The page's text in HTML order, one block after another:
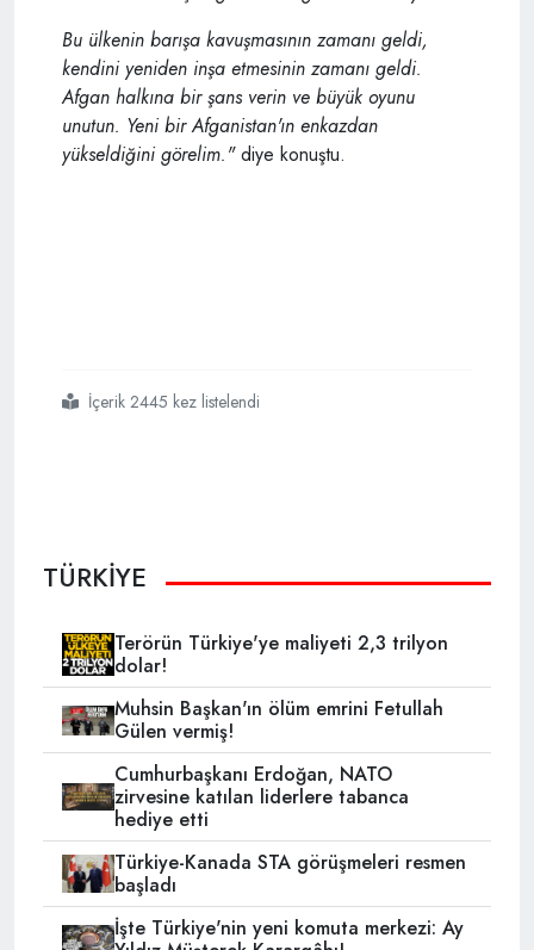
Bu ülkenin barışa kavuşmasının zamanı geldi,
kendini yeniden inşa etmesinin zamanı geldi.
Afgan halkına bir şans verin ve büyük oyunu
unutun. Yeni bir Afganistan'ın enkazdan
yükseldiğini görelim."diye konuştu.
#talibanın
#alıkoyduğu
#gazeteci
#yvonne
#ridley
#batı
#medyası
#cehaletiyle
#dünyayı
#yanıltıyor
İçerik 2445 kez listelendi
TÜRKİYE
Terörün Türkiye'ye maliyeti 2,3 trilyon
dolar!
Muhsin Başkan'ın ölüm emrini Fetullah
Gülen vermiş!
Cumhurbaşkanı Erdoğan, NATO
zirvesine katılan liderlere tabanca
hediye etti
Türkiye-Kanada STA görüşmeleri resmen
başladı
İşte Türkiye'nin yeni komuta merkezi: Ay